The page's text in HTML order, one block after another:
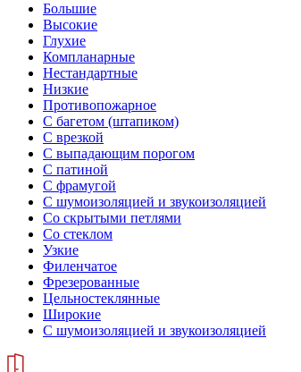
Большие
Высокие
Глухие
Компланарные
Нестандартные
Низкие
Противопожарное
С багетом (штапиком)
С врезкой
С выпадающим порогом
С патиной
С фрамугой
С шумоизоляцией и звукоизоляцией
Со скрытыми петлями
Со стеклом
Узкие
Филенчатое
Фрезерованные
Цельностеклянные
Широкие
С шумоизоляцией и звукоизоляцией